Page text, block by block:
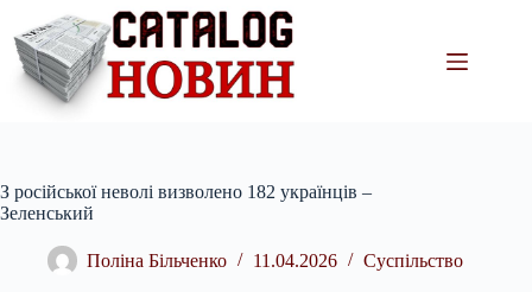
вмісту
З російської неволі визволено 182 українців –
Зеленський
Поліна Більченко 11.04.2026 Суспільство